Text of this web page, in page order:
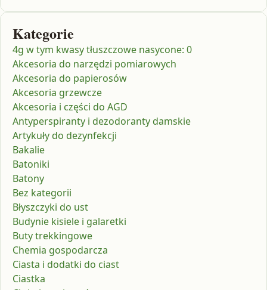
Kategorie
4g w tym kwasy tłuszczowe nasycone: 0
Akcesoria do narzędzi pomiarowych
Akcesoria do papierosów
Akcesoria grzewcze
Akcesoria i części do AGD
Antyperspiranty i dezodoranty damskie
Artykuły do dezynfekcji
Bakalie
Batoniki
Batony
Bez kategorii
Błyszczyki do ust
Budynie kisiele i galaretki
Buty trekkingowe
Chemia gospodarcza
Ciasta i dodatki do ciast
Ciastka